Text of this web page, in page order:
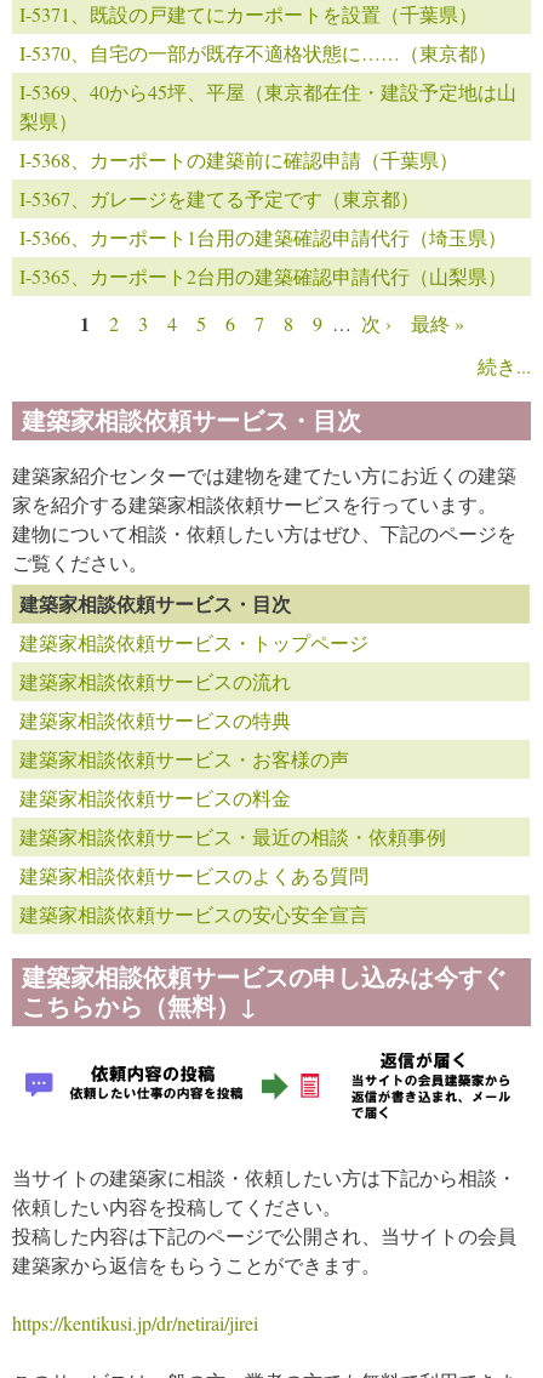
I-5371、既設の戸建てにカーポートを設置（千葉県）
I-5370、自宅の一部が既存不適格状態に……（東京都）
I-5369、40から45坪、平屋（東京都在住・建設予定地は山
梨県）
I-5368、カーポートの建築前に確認申請（千葉県）
I-5367、ガレージを建てる予定です（東京都）
I-5366、カーポート1台用の建築確認申請代行（埼玉県）
I-5365、カーポート2台用の建築確認申請代行（山梨県）
ページ
1 2 3 4 5 6 7 8 9 … 次 ›
最終 »
続き...
建築家相談依頼サービス・目次
建築家紹介センターでは建物を建てたい方にお近くの建築
家を紹介する建築家相談依頼サービスを行っています。
建物について相談・依頼したい方はぜひ、下記のページを
ご覧ください。
建築家相談依頼サービス・目次
建築家相談依頼サービス・トップページ
建築家相談依頼サービスの流れ
建築家相談依頼サービスの特典
建築家相談依頼サービス・お客様の声
建築家相談依頼サービスの料金
建築家相談依頼サービス・最近の相談・依頼事例
建築家相談依頼サービスのよくある質問
建築家相談依頼サービスの安心安全宣言
建築家相談依頼サービスの申し込みは今すぐ
こちらから（無料）↓
当サイトの建築家に相談・依頼したい方は下記から相談・
依頼したい内容を投稿してください。
投稿した内容は下記のページで公開され、当サイトの会員
建築家から返信をもらうことができます。
https://kentikusi.jp/dr/netirai/jirei